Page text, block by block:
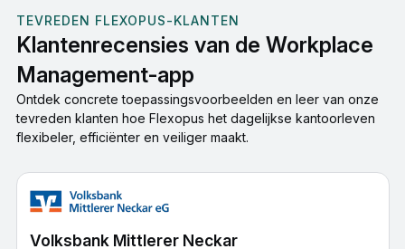
TEVREDEN FLEXOPUS-KLANTEN
Klantenrecensies van de Workplace
Management-app
Ontdek concrete toepassingsvoorbeelden en leer van onze
tevreden klanten hoe Flexopus het dagelijkse kantoorleven
flexibeler, efficiënter en veiliger maakt.
Volksbank Mittlerer Neckar